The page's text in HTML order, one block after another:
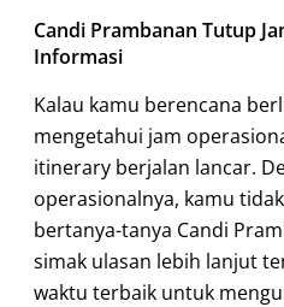
Candi Prambanan Tutup
Informasi
Kalau kamu berencana
mengetahui jam
itinerary berjalan lancar.
operasionalnya, kamu
bertanya-tanya Candi
simak ulasan lebih lanjut
waktu terbaik untuk